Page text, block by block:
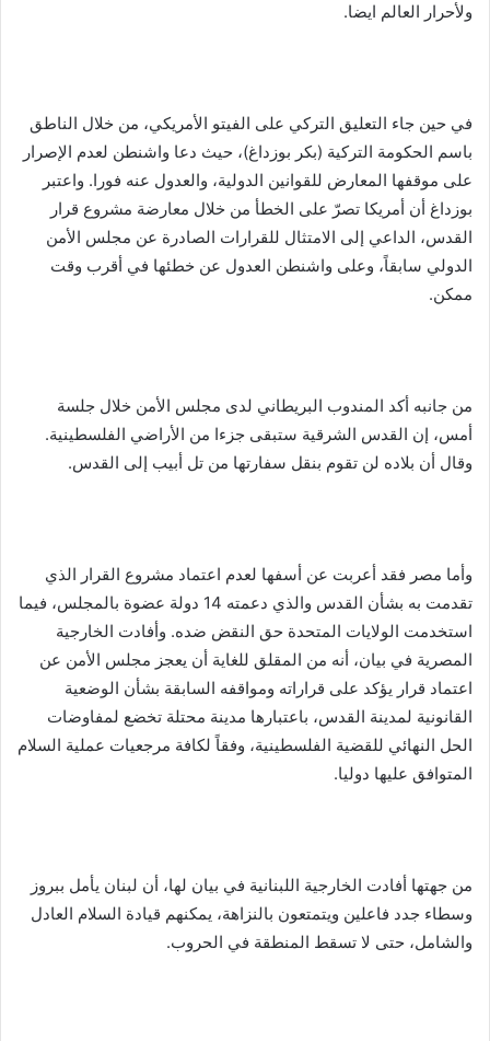
ولأحرار العالم ايضا.
في حين جاء التعليق التركي على الفيتو الأمريكي، من خلال الناطق
باسم الحكومة التركية (بكر بوزداغ)، حيث دعا واشنطن لعدم الإصرار
على موقفها المعارض للقوانين الدولية، والعدول عنه فورا. واعتبر
بوزداغ أن أمريكا تصرّ على الخطأ من خلال معارضة مشروع قرار
القدس، الداعي إلى الامتثال للقرارات الصادرة عن مجلس الأمن
الدولي سابقاً، وعلى واشنطن العدول عن خطئها في أقرب وقت
ممكن.
من جانبه أكد المندوب البريطاني لدى مجلس الأمن خلال جلسة
أمس، إن القدس الشرقية ستبقى جزءا من الأراضي الفلسطينية.
وقال أن بلاده لن تقوم بنقل سفارتها من تل أبيب إلى القدس.
وأما مصر فقد أعربت عن أسفها لعدم اعتماد مشروع القرار الذي
تقدمت به بشأن القدس والذي دعمته 14 دولة عضوة بالمجلس، فيما
استخدمت الولايات المتحدة حق النقض ضده. وأفادت الخارجية
المصرية في بيان، أنه من المقلق للغاية أن يعجز مجلس الأمن عن
اعتماد قرار يؤكد على قراراته ومواقفه السابقة بشأن الوضعية
القانونية لمدينة القدس، باعتبارها مدينة محتلة تخضع لمفاوضات
الحل النهائي للقضية الفلسطينية، وفقاً لكافة مرجعيات عملية السلام
المتوافق عليها دوليا.
من جهتها أفادت الخارجية اللبنانية في بيان لها، أن لبنان يأمل ببروز
وسطاء جدد فاعلين ويتمتعون بالنزاهة، يمكنهم قيادة السلام العادل
والشامل، حتى لا تسقط المنطقة في الحروب.